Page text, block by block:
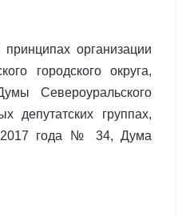
организации
городского округа,
Североуральского
группах,
года № 34, Дума